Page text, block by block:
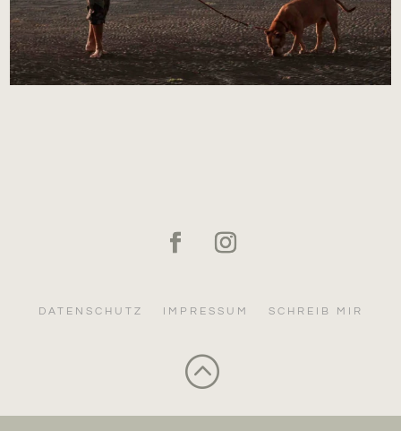
DATENSCHUTZ IMPRESSUM SCHREIB MIR
: